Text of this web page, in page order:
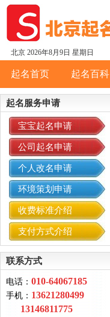
北京 2026年8月9日 星期日
起名首页 起名百科
起名服务申请
宝宝起名申请
公司起名申请
个人改名申请
环境策划申请
收费标准介绍
支付方式介绍
联系方式
电话： 010-64067185
手机： 13621280499
13146811775